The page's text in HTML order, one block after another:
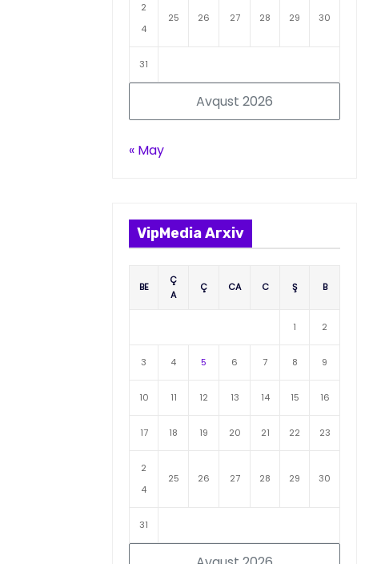
Avqust 2026
2
4
25 26 27 28 29 30
31
« May
VipMedia Arxiv
BE
Ç
A
Ç CA C Ş B
1 2
3 4 5 6 7 8 9
10 11 12 13 14 15 16
17 18 19 20 21 22 23
2
4
25 26 27 28 29 30
31